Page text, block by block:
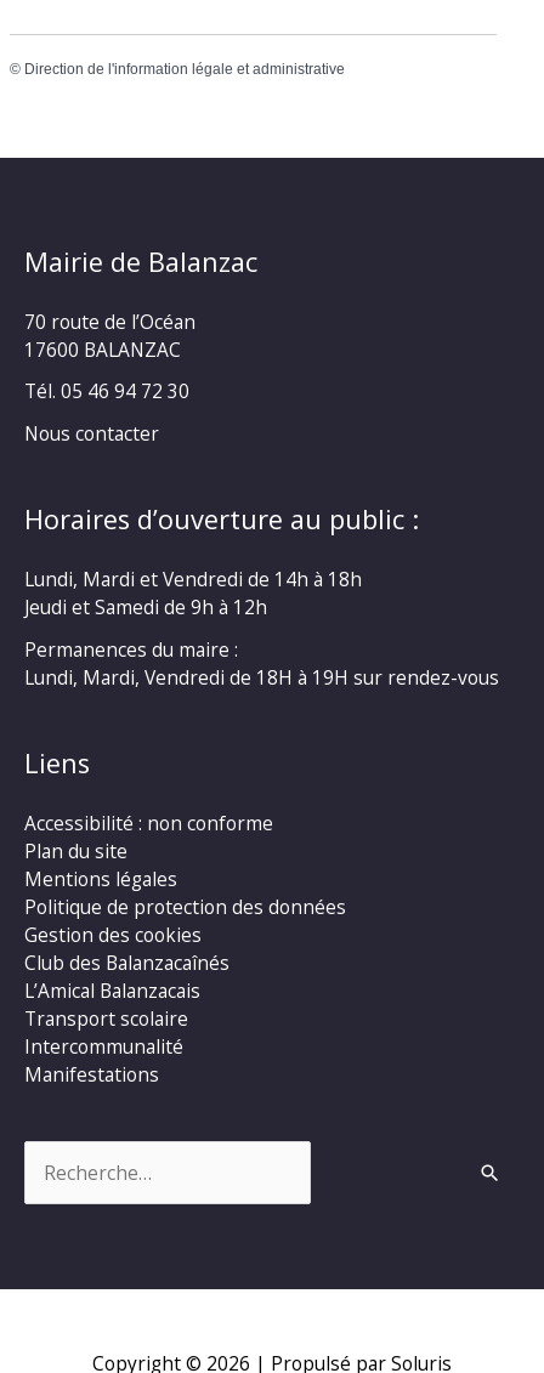
© Direction de l'information légale et administrative
Mairie de Balanzac
70 route de l’Océan
17600 BALANZAC
Tél. 05 46 94 72 30
Nous contacter
Horaires d’ouverture au public :
Lundi, Mardi et Vendredi de 14h à 18h
Jeudi et Samedi de 9h à 12h
Permanences du maire :
Lundi, Mardi, Vendredi de 18H à 19H sur rendez-vous
Liens
Accessibilité : non conforme
Plan du site
Mentions légales
Politique de protection des données
Gestion des cookies
Club des Balanzacaînés
L’Amical Balanzacais
Transport scolaire
Intercommunalité
Manifestations
Copyright © 2026 | Propulsé par Soluris